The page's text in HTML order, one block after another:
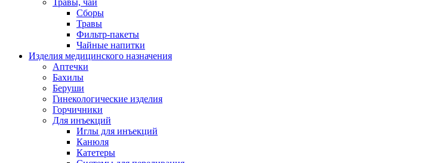
Травы, чаи
Сборы
Травы
Фильтр-пакеты
Чайные напитки
Изделия медицинского назначения
Аптечки
Бахилы
Беруши
Гинекологические изделия
Горчичники
Для инъекций
Иглы для инъекций
Канюля
Катетеры